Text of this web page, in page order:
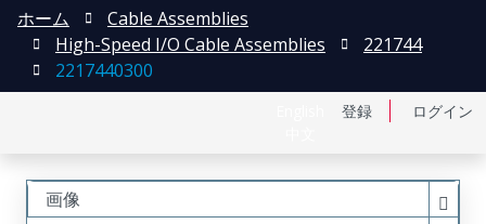
登録 ログイン
ホーム
Cable Assemblies
High-Speed I/O Cable Assemblies
221744
2217440300
画像